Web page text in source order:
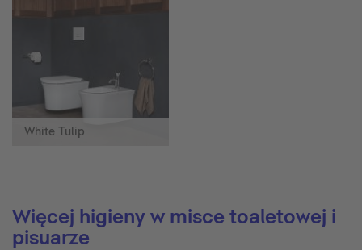
White Tulip
Więcej higieny w misce toaletowej i
pisuarze